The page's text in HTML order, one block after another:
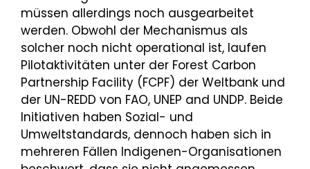
müssen allerdings noch ausgearbeitet
werden. Obwohl der Mechanismus als
solcher noch nicht operational ist, laufen
Pilotaktivitäten unter der Forest Carbon
Partnership Facility (FCPF) der Weltbank und
der UN-REDD von FAO, UNEP and UNDP. Beide
Initiativen haben Sozial- und
Umweltstandards, dennoch haben sich in
mehreren Fällen Indigenen-Organisationen